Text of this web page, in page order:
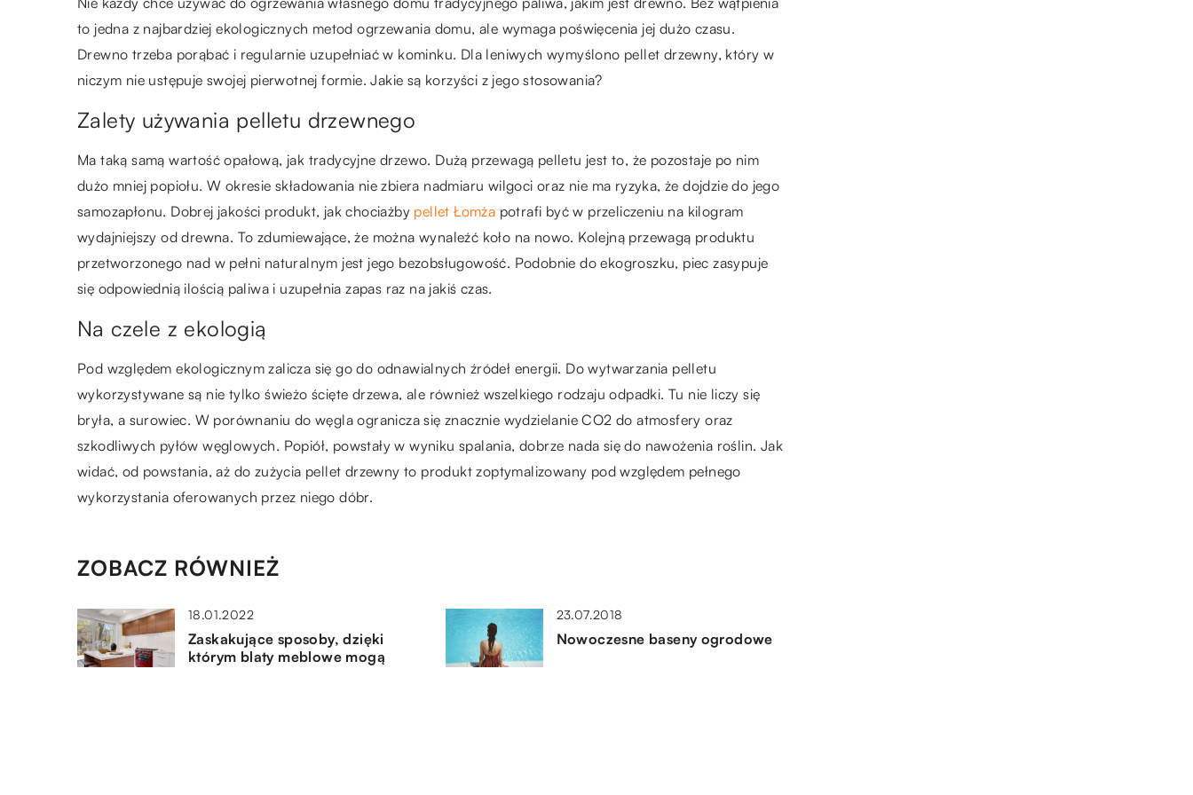
to jedna z najbardziej ekologicznych metod ogrzewania domu, ale wymaga poświęcenia jej dużo czasu.
Drewno trzeba porąbać i regularnie uzupełniać w kominku. Dla leniwych wymyślono pellet drzewny, który w
niczym nie ustępuje swojej pierwotnej formie. Jakie są korzyści z jego stosowania?
Zalety używania pelletu drzewnego
Ma taką samą wartość opałową, jak tradycyjne drzewo. Dużą przewagą pelletu jest to, że pozostaje po nim
dużo mniej popiołu. W okresie składowania nie zbiera nadmiaru wilgoci oraz nie ma ryzyka, że dojdzie do jego
samozapłonu. Dobrej jakości produkt, jak chociażby pellet Łomża potrafi być w przeliczeniu na kilogram
wydajniejszy od drewna. To zdumiewające, że można wynaleźć koło na nowo. Kolejną przewagą produktu
przetworzonego nad w pełni naturalnym jest jego bezobsługowość. Podobnie do ekogroszku, piec zasypuje
się odpowiednią ilością paliwa i uzupełnia zapas raz na jakiś czas.
Na czele z ekologią
Pod względem ekologicznym zalicza się go do odnawialnych źródeł energii. Do wytwarzania pelletu
wykorzystywane są nie tylko świeżo ścięte drzewa, ale również wszelkiego rodzaju odpadki. Tu nie liczy się
bryła, a surowiec. W porównaniu do węgla ogranicza się znacznie wydzielanie CO2 do atmosfery oraz
szkodliwych pyłów węglowych. Popiół, powstały w wyniku spalania, dobrze nada się do nawożenia roślin. Jak
widać, od powstania, aż do zużycia pellet drzewny to produkt zoptymalizowany pod względem pełnego
wykorzystania oferowanych przez niego dóbr.
ZOBACZ RÓWNIEŻ
18.01.2022
Zaskakujące sposoby, dzięki
którym blaty meblowe mogą
23.07.2018
Nowoczesne baseny ogrodowe